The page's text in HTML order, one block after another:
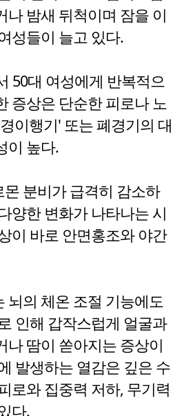
나 밤새 뒤척이며 잠을 이
성들이 늘고 있다.
50대 여성에게 반복적으
증상은 단순한 피로나 노
이행기' 또는 폐경기의 대
이 높다.
분비가 급격히 감소하
양한 변화가 나타나는 시
이 바로 안면홍조와 야간
뇌의 체온 조절 기능에도
인해 갑작스럽게 얼굴과
나 땀이 쏟아지는 증상이
발생하는 열감은 깊은 수
로와 집중력 저하, 무기력
다.